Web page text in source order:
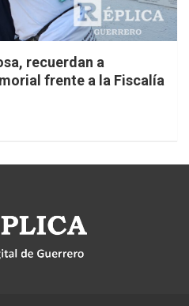
recuerdan a
frente a la Fiscalía